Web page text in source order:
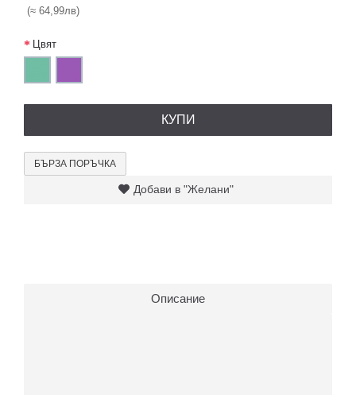
(≈ 64,99лв)
Цвят
КУПИ
БЪРЗА ПОРЪЧКА
Добави в "Желани"
Описание